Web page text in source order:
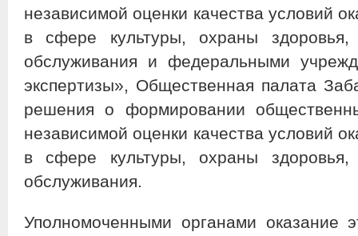
независимой оценки качества условий
в сфере культуры, охраны здоровья,
обслуживания и федеральными
экспертизы», Общественная палата
решения о формировании
независимой оценки качества условий
в сфере культуры, охраны здоровья,
обслуживания.
Уполномоченными органами оказание